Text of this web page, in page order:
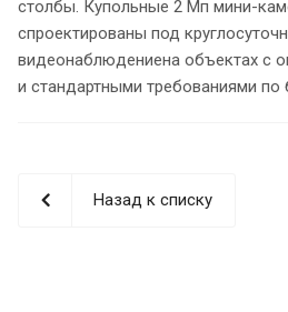
столбы. Купольные 2 Мп мини-
спроектированы под
видеонаблюдениена объектах с
и стандартными требованиями по
Назад к списку